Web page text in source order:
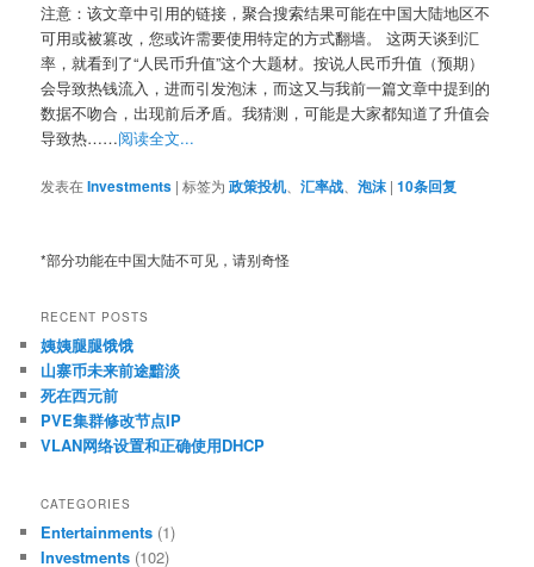
注意：该文章中引用的链接，聚合搜索结果可能在中国大陆地区不
可用或被篡改，您或许需要使用特定的方式翻墙。 这两天谈到汇
率，就看到了“人民币升值”这个大题材。按说人民币升值（预期）
会导致热钱流入，进而引发泡沫，而这又与我前一篇文章中提到的
数据不吻合，出现前后矛盾。我猜测，可能是大家都知道了升值会
导致热……阅读全文...
发表在Investments |标签为 政策投机、汇率战 、泡沫 |10条回复
*部分功能在中国大陆不可见，请别奇怪
RECENT POSTS
姨姨腿腿饿饿
山寨币未来前途黯淡
死在西元前
PVE集群修改节点IP
VLAN网络设置和正确使用DHCP
CATEGORIES
Entertainments (1)
Investments (102)